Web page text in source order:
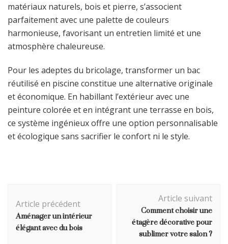
matériaux naturels, bois et pierre, s’associent
parfaitement avec une palette de couleurs
harmonieuse, favorisant un entretien limité et une
atmosphère chaleureuse.
Pour les adeptes du bricolage, transformer un bac
réutilisé en piscine constitue une alternative originale
et économique. En habillant l’extérieur avec une
peinture colorée et en intégrant une terrasse en bois,
ce système ingénieux offre une option personnalisable
et écologique sans sacrifier le confort ni le style.
d'article
Article précédent
Aménager un intérieur
élégant avec du bois
Article suivant
Comment choisir une
étagère décorative pour
sublimer votre salon ?